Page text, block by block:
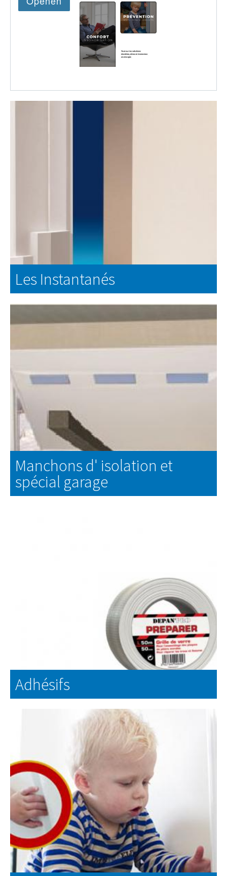
Les Instantanés
Manchons d' isolation et
spécial garage
Adhésifs
EN SAVOIR PLUS